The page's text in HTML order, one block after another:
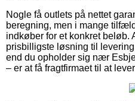
Nogle få outlets på nettet
beregning, men i mange
indkøber for et konkret
prisbilligste løsning til
end du opholder sig nær
– er at få fragtfirmaet til at